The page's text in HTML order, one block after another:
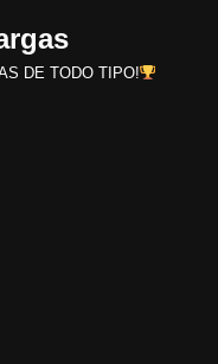
DE TODO TIPO!